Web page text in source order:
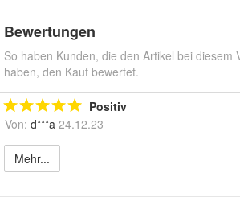
Bewertungen
So haben Kunden, die den Artikel bei diesem
haben, den Kauf bewertet.
Positiv
Von: d***a 24.12.23
Mehr...